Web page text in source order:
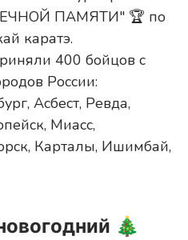
ПАМЯТИ" 🏆 по
каратэ.
400 бойцов с
России:
Асбест, Ревда,
Миасс,
Карталы, Ишимбай,
🎄